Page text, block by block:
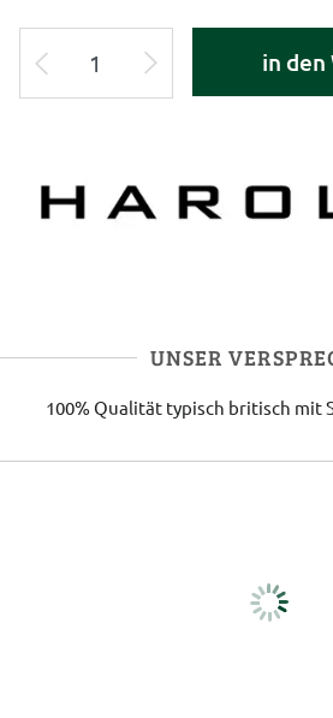
in
UNSER
100% Qualität typisch britisch mit